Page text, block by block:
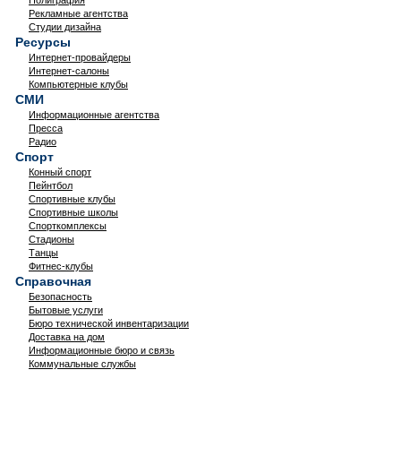
Рекламные агентства
Студии дизайна
Ресурсы
Интернет-провайдеры
Интернет-салоны
Компьютерные клубы
СМИ
Информационные агентства
Пресса
Радио
Спорт
Конный спорт
Пейнтбол
Спортивные клубы
Спортивные школы
Спорткомплексы
Стадионы
Танцы
Фитнес-клубы
Справочная
Безопасность
Бытовые услуги
Бюро технической инвентаризации
Доставка на дом
Информационные бюро и связь
Коммунальные службы